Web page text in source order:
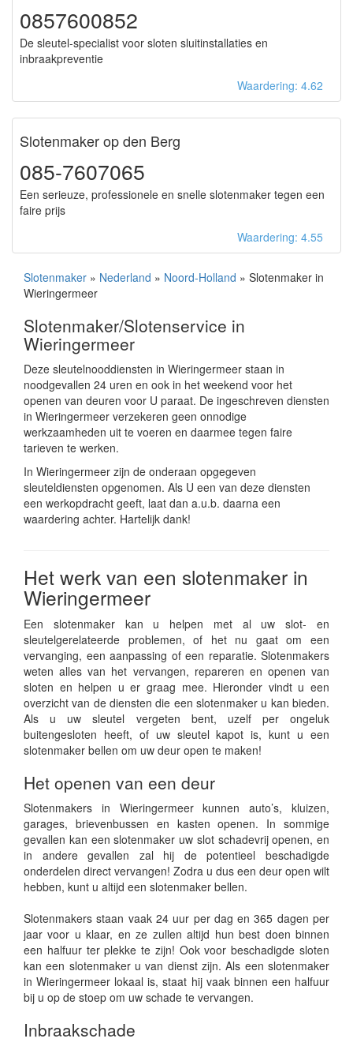
0857600852
De sleutel-specialist voor sloten sluitinstallaties en
inbraakpreventie
Waardering: 4.62
Slotenmaker op den Berg
085-7607065
Een serieuze, professionele en snelle slotenmaker tegen een
faire prijs
Waardering: 4.55
Slotenmaker » Nederland » Noord-Holland » Slotenmaker in
Wieringermeer
Slotenmaker/Slotenservice in
Wieringermeer
Deze sleutelnooddiensten in Wieringermeer staan in
noodgevallen 24 uren en ook in het weekend voor het
openen van deuren voor U paraat. De ingeschreven diensten
in Wieringermeer verzekeren geen onnodige
werkzaamheden uit te voeren en daarmee tegen faire
tarieven te werken.
In Wieringermeer zijn de onderaan opgegeven
sleuteldiensten opgenomen. Als U een van deze diensten
een werkopdracht geeft, laat dan a.u.b. daarna een
waardering achter. Hartelijk dank!
Het werk van een slotenmaker in
Wieringermeer
Een slotenmaker kan u helpen met al uw slot- en
sleutelgerelateerde problemen, of het nu gaat om een
vervanging, een aanpassing of een reparatie. Slotenmakers
weten alles van het vervangen, repareren en openen van
sloten en helpen u er graag mee. Hieronder vindt u een
overzicht van de diensten die een slotenmaker u kan bieden.
Als u uw sleutel vergeten bent, uzelf per ongeluk
buitengesloten heeft, of uw sleutel kapot is, kunt u een
slotenmaker bellen om uw deur open te maken!
Het openen van een deur
Slotenmakers in Wieringermeer kunnen auto’s, kluizen,
garages, brievenbussen en kasten openen. In sommige
gevallen kan een slotenmaker uw slot schadevrij openen, en
in andere gevallen zal hij de potentieel beschadigde
onderdelen direct vervangen! Zodra u dus een deur open wilt
hebben, kunt u altijd een slotenmaker bellen.
Slotenmakers staan vaak 24 uur per dag en 365 dagen per
jaar voor u klaar, en ze zullen altijd hun best doen binnen
een halfuur ter plekke te zijn! Ook voor beschadigde sloten
kan een slotenmaker u van dienst zijn. Als een slotenmaker
in Wieringermeer lokaal is, staat hij vaak binnen een halfuur
bij u op de stoep om uw schade te vervangen.
Inbraakschade